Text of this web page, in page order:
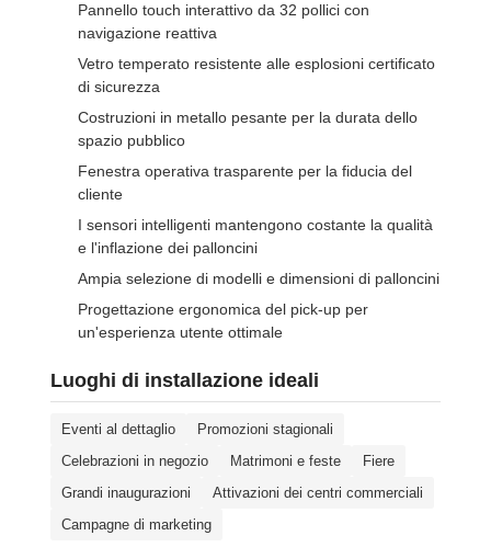
Pannello touch interattivo da 32 pollici con
navigazione reattiva
Vetro temperato resistente alle esplosioni certificato
di sicurezza
Costruzioni in metallo pesante per la durata dello
spazio pubblico
Fenestra operativa trasparente per la fiducia del
cliente
I sensori intelligenti mantengono costante la qualità
e l'inflazione dei palloncini
Ampia selezione di modelli e dimensioni di palloncini
Progettazione ergonomica del pick-up per
un'esperienza utente ottimale
Luoghi di installazione ideali
Eventi al dettaglio
Promozioni stagionali
Celebrazioni in negozio
Matrimoni e feste
Fiere
Grandi inaugurazioni
Attivazioni dei centri commerciali
Campagne di marketing